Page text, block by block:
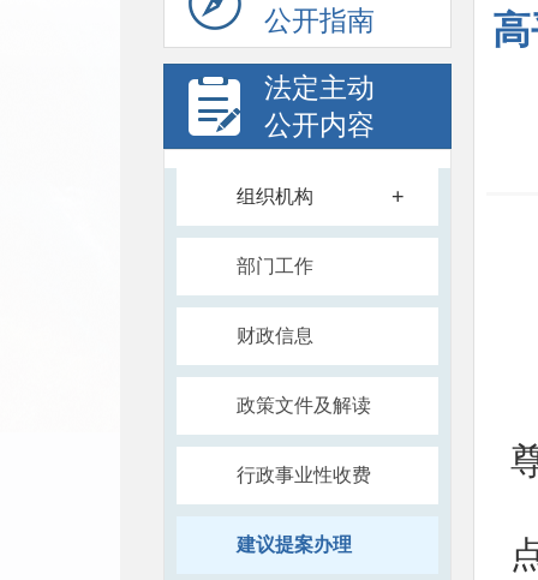
公开指南
法定主动
公开内容
组织机构 +
部门工作
财政信息
政策文件及解读
行政事业性收费
建议提案办理